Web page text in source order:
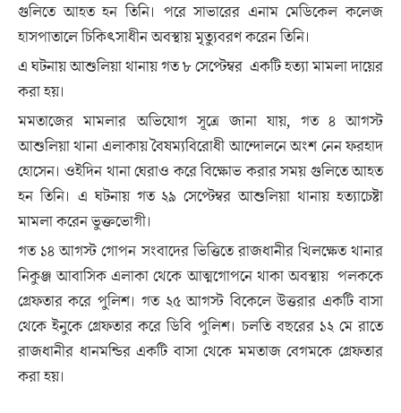
গুলিতে আহত হন তিনি। পরে সাভারের এনাম মেডিকেল কলেজ
হাসপাতালে চিকিৎসাধীন অবস্থায় মৃত্যুবরণ করেন তিনি।
এ ঘটনায় আশুলিয়া থানায় গত ৮ সেপ্টেম্বর একটি হত্যা মামলা দায়ের
করা হয়।
মমতাজের মামলার অভিযোগ সূত্রে জানা যায়, গত ৪ আগস্ট
আশুলিয়া থানা এলাকায় বৈষম্যবিরোধী আন্দোলনে অংশ নেন ফরহাদ
হোসেন। ওইদিন থানা ঘেরাও করে বিক্ষোভ করার সময় গুলিতে আহত
হন তিনি। এ ঘটনায় গত ২৯ সেপ্টেম্বর আশুলিয়া থানায় হত্যাচেষ্টা
মামলা করেন ভুক্তভোগী।
গত ১৪ আগস্ট গোপন সংবাদের ভিত্তিতে রাজধানীর খিলক্ষেত থানার
নিকুঞ্জ আবাসিক এলাকা থেকে আত্মগোপনে থাকা অবস্থায় পলককে
গ্রেফতার করে পুলিশ। গত ২৫ আগস্ট বিকেলে উত্তরার একটি বাসা
থেকে ইনুকে গ্রেফতার করে ডিবি পুলিশ। চলতি বছরের ১২ মে রাতে
রাজধানীর ধানমন্ডির একটি বাসা থেকে মমতাজ বেগমকে গ্রেফতার
করা হয়।